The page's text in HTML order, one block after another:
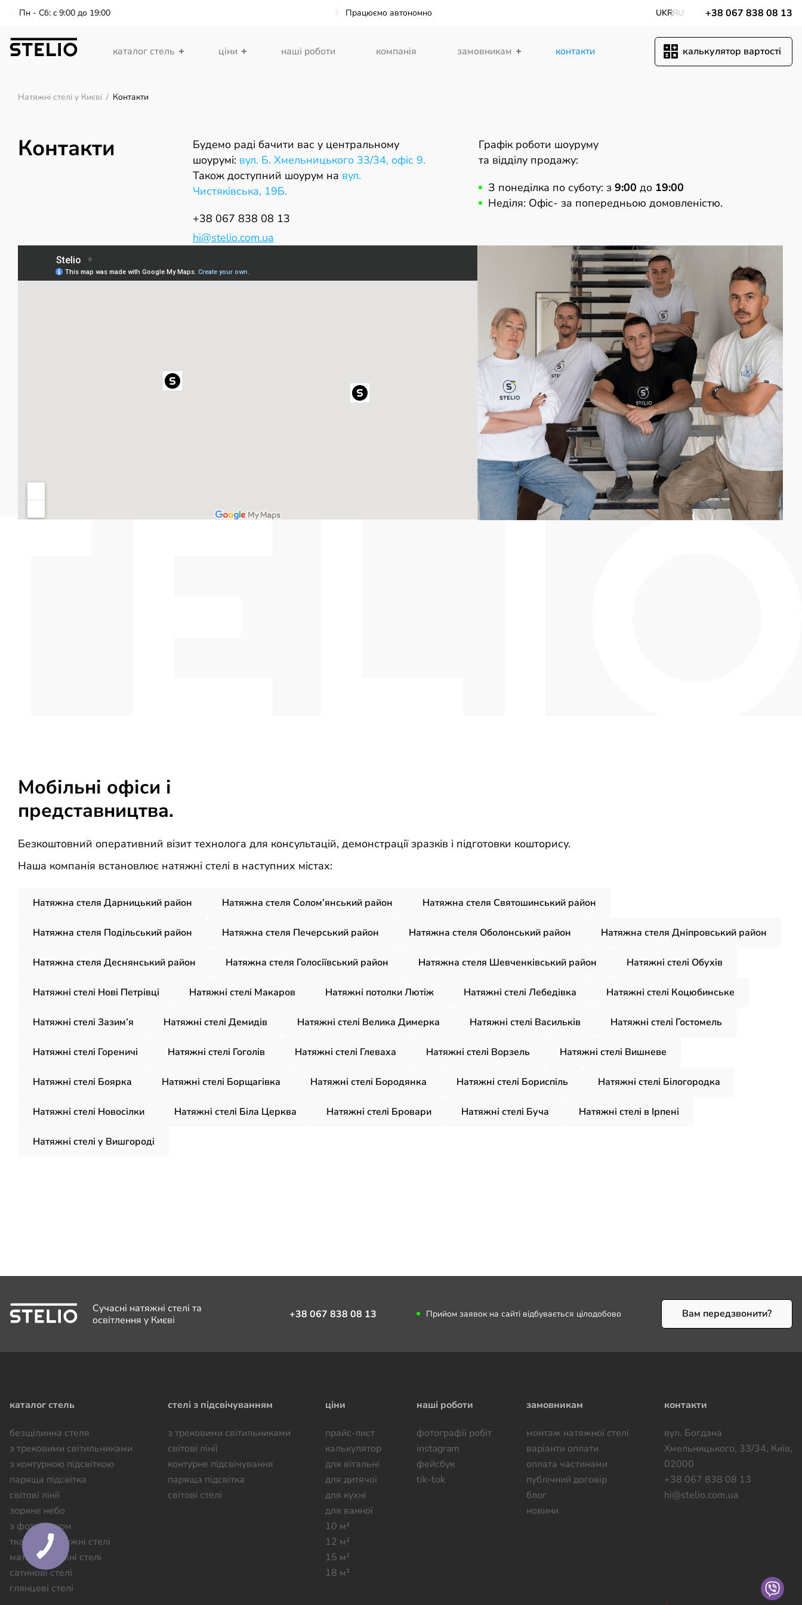
Пн - Сб: c 9:00 до 19:00 Працюємо автономно UKRRU +38 067 838 08 13
каталог стель ціни наші роботи компанія замовникам контакти калькулятор вартостi
Натяжні стелі у Києві / Контакти
Контакти
Будемо раді бачити вас у центральному
шоурумі: вул. Б. Хмельницького 33/34, офіс 9.
Також доступний шоурум на вул.
Чистяківська, 19Б.
+38 067 838 08 13
hi@stelio.com.ua
Графік роботи шоуруму
та відділу продажу:
З понеділка по суботу: з 9:00 до 19:00
Неділя: Офіс- за попередньою домовленістю.
Мобільні офіси і
представництва.
Безкоштовний оперативний візит технолога для консультацій, демонстрації зразків і підготовки кошторису.
Наша компанія встановлює натяжні стелі в наступних містах:
Натяжна стеля Дарницький район Натяжна стеля Солом’янський район Натяжна стеля Святошинський район
Натяжна стеля Подільський район Натяжна стеля Печерський район Натяжна стеля Оболонський район Натяжна стеля Дніпровський район
Натяжна стеля Деснянський район Натяжна стеля Голосіївський район Натяжна стеля Шевченківський район Натяжні стелі Обухів
Натяжні стелі Нові Петрівці Натяжні стелі Макаров Натяжні потолки Лютіж Натяжні стелі Лебедівка Натяжні стелі Коцюбинське
Натяжні стелі Зазим’я Натяжні стелі Демидів Натяжні стелі Велика Димерка Натяжні стелі Васильків Натяжні стелі Гостомель
Натяжні стелі Гореничі Натяжні стелі Гоголів Натяжні стелі Глеваха Натяжні стелі Ворзель Натяжні стелі Вишневе
Натяжні стелі Боярка Натяжні стелі Борщагівка Натяжні стелі Бородянка Натяжні стелі Бориспіль Натяжні стелі Білогородка
Натяжні стелі Новосілки Натяжні стелі Біла Церква Натяжні стелі Бровари Натяжні стелі Буча Натяжні стелі в Ірпені
Натяжні стелі у Вишгородi
Сучасні натяжні стелі та
освітлення у Києві
+38 067 838 08 13 Прийом заявок на сайті відбувається цілодобово Вам передзвонити?
каталог стель
безщілинна стеля
з трековими світильниками
з контурною підсвіткою
паряща підсвітка
світові лінії
зоряне небо
з фотодруком
тканинні натяжні стелі
матові натяжні стелі
сатинові стелі
глянцеві стелі
стелі з підсвічуванням
з трековими світильниками
світові лінії
контурне підсвічування
паряща підсвітка
світові стелі
ціни
прайс-лист
калькулятор
для вітальні
для дитячої
для кухні
для ванної
10 м²
12 м²
15 м²
18 м²
наші роботи
фотографії робiт
instagram
фейсбук
tik-tok
замовникам
монтаж натяжної стелі
варіанти оплати
оплата частинами
публічний договір
блог
новини
контакти
вул. Богдана
Хмельницького, 33/34, Киïв,
02000
+38 067 838 08 13
hi@stelio.com.ua
КНОПКА
ЗВ'ЯЗКУ